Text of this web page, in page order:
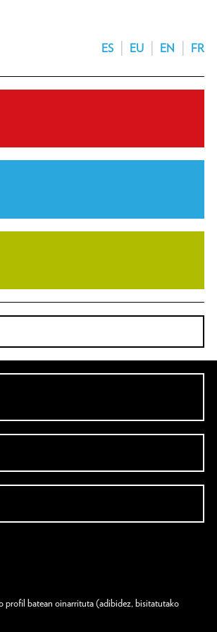
ES EU EN FR
profil batean oinarrituta (adibidez, bisitatutako